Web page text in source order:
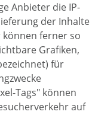
Anbieter die IP-
der Inhalte
ferner so
Grafiken,
für
Tags" können
auf